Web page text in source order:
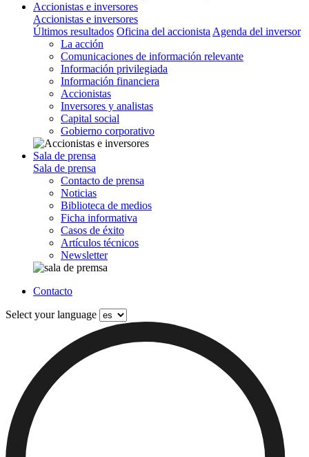
Accionistas e inversores
Accionistas e inversores
Últimos resultados Oficina del accionista Agenda del inversor
La acción
Comunicaciones de información relevante
Información privilegiada
Información financiera
Accionistas
Inversores y analistas
Capital social
Gobierno corporativo
Sala de prensa
Sala de prensa
Contacto de prensa
Noticias
Biblioteca de medios
Ficha informativa
Casos de éxito
Artículos técnicos
Newsletter
Contacto
Select your language